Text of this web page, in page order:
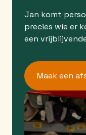
Jan komt
precies wie er
een
Maak een